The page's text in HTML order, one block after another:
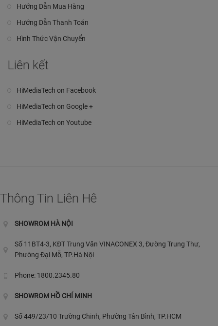
Hướng Dẫn Mua Hàng
Hướng Dẫn Thanh Toán
Hình Thức Vận Chuyển
Liên kết
HiMediaTech on Facebook
HiMediaTech on Google +
HiMediaTech on Youtube
Thông Tin Liên Hê
SHOWROM HÀ NỘI
Số 11BT4-3, KĐT Trung Văn VINACONEX 3, Đường Trung Thư,
Phường Đại Mỗ, TP.Hà Nội
Phone: 1800.2345.80
SHOWROM HỒ CHÍ MINH
Số 449/23/10 Trường Chinh, Phường Tân Bình, TP.HCM